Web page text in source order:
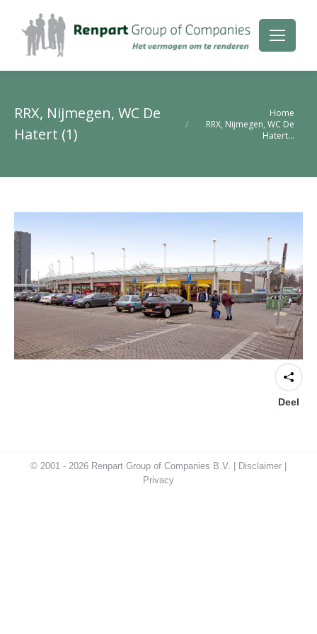
RRX, Nijmegen, WC De
Hatert (1)
Home
RRX, Nijmegen, WC De
Hatert…
Deel
© 2001 - 2026 Renpart Group of Companies B.V. | Disclaimer
Privacy